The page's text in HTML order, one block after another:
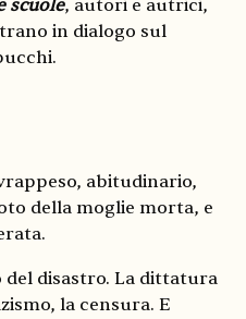
scuole, autori e autrici,
in dialogo sul
abitudinario,
della moglie morta, e
del disastro. La dittatura
la censura. E